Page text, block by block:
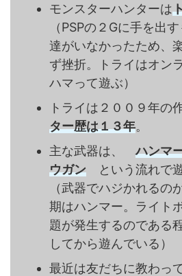
モンスターハンターは
（PSPの２Gに手を出
達がいなかったため、
ず挫折。トライはオン
ハマって遊ぶ）
トライは２００９年の
ター歴は１３年。
主な武器は、ハンマ
ウガン という流れで
（武器でハジかれる
期はハンマー。ライト
題が発生するのである
してから遊んでいる）
最近は友だちに教わっ